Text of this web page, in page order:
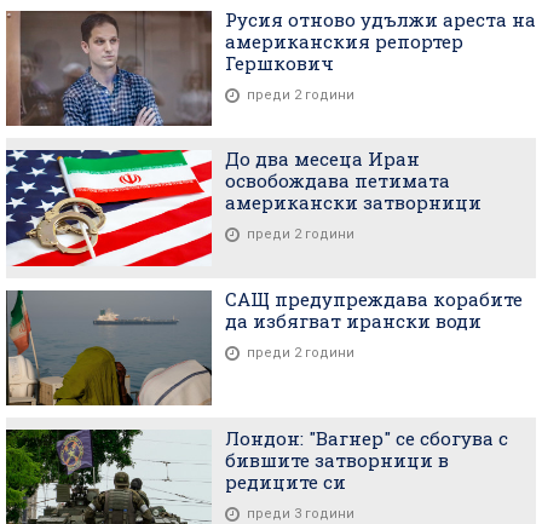
Русия отново удължи ареста на
американския репортер
Гершкович
преди 2 години
До два месеца Иран
освобождава петимата
американски затворници
преди 2 години
САЩ предупреждава корабите
да избягват ирански води
преди 2 години
Лондон: "Вагнер" се сбогува с
бившите затворници в
редиците си
преди 3 години